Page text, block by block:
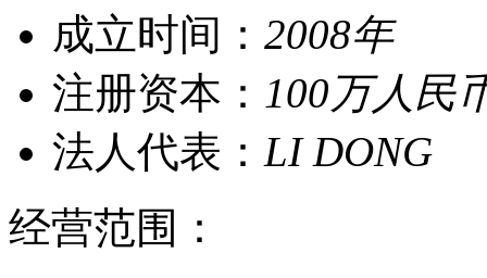
成立时间： 2008年
注册资本： 100万人民
法人代表： LI DONG
经营范围：